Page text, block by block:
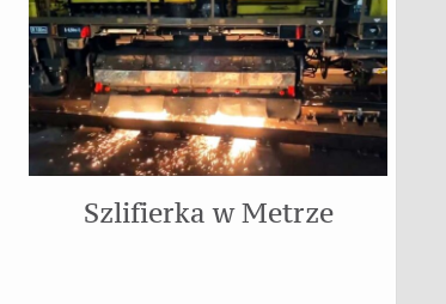
Szlifierka w Metrze